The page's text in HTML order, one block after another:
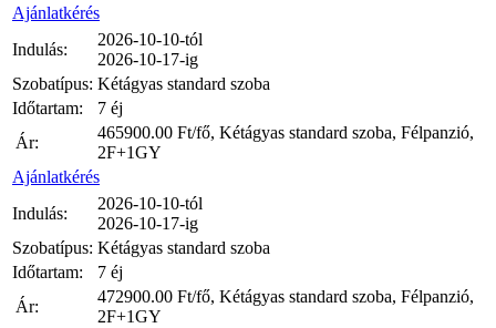
Ajánlatkérés
Indulás:
2026-10-10-tól
2026-10-17-ig
Szobatípus: Kétágyas standard szoba
Időtartam:
7 éj
Ár:
465900.00 Ft/fő, Kétágyas standard szoba, Félpanzió,
2F+1GY
Ajánlatkérés
Indulás:
2026-10-10-tól
2026-10-17-ig
Szobatípus: Kétágyas standard szoba
Időtartam:
7 éj
Ár:
472900.00 Ft/fő, Kétágyas standard szoba, Félpanzió,
2F+1GY